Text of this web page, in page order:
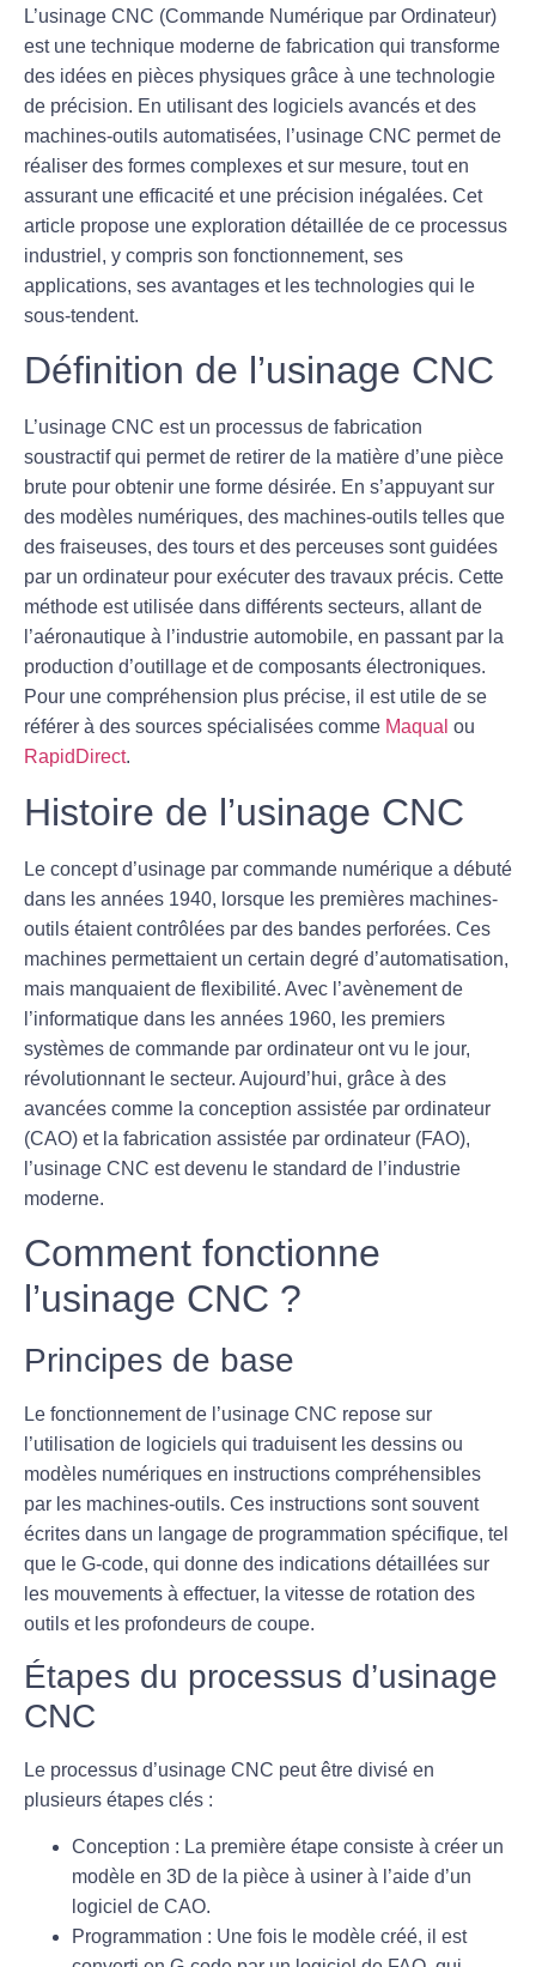
L’usinage CNC (Commande Numérique par Ordinateur)
est une technique moderne de fabrication qui transforme
des idées en pièces physiques grâce à une technologie
de précision. En utilisant des logiciels avancés et des
machines-outils automatisées, l’usinage CNC permet de
réaliser des formes complexes et sur mesure, tout en
assurant une efficacité et une précision inégalées. Cet
article propose une exploration détaillée de ce processus
industriel, y compris son fonctionnement, ses
applications, ses avantages et les technologies qui le
sous-tendent.
Définition de l’usinage CNC
L’usinage CNC est un processus de fabrication
soustractifqui permet de retirer de la matière d’une pièce
brute pour obtenir une forme désirée. En s’appuyant sur
des modèles numériques, des machines-outils telles que
des fraiseuses, des tours et des perceuses sont guidées
par un ordinateur pour exécuter des travaux précis. Cette
méthode est utilisée dans différents secteurs, allant de
l’aéronautique à l’industrie automobile, en passant par la
production d’outillage et de composants électroniques.
Pour une compréhension plus précise, il est utile de se
référer à des sources spécialisées comme Maqual ou
RapidDirect.
Histoire de l’usinage CNC
Le concept d’usinage par commande numérique a débuté
dans les années 1940, lorsque les premières machines-
outils étaient contrôlées par des bandes perforées. Ces
machines permettaient un certain degré d’automatisation,
mais manquaient de flexibilité. Avec l’avènement de
l’informatique dans les années 1960, les premiers
systèmes de commande par ordinateur ont vu le jour,
révolutionnant le secteur. Aujourd’hui, grâce à des
avancées comme la conception assistée par ordinateur
(CAO) et la fabrication assistée par ordinateur (FAO),
l’usinage CNC est devenu le standard de l’industrie
moderne.
Comment fonctionne
l’usinage CNC ?
Principes de base
Le fonctionnement de l’usinage CNC repose sur
l’utilisation de logiciels qui traduisent les dessins ou
modèles numériques en instructions compréhensibles
par les machines-outils. Ces instructions sont souvent
écrites dans un langage de programmation spécifique, tel
que le G-code, qui donne des indications détaillées sur
les mouvements à effectuer, la vitesse de rotation des
outils et les profondeurs de coupe.
Étapes du processus d’usinage
CNC
Le processus d’usinage CNC peut être divisé en
plusieurs étapes clés :
Conception : La première étape consiste à créer un
modèle en 3D de la pièce à usiner à l’aide d’un
logiciel de CAO.
Programmation : Une fois le modèle créé, il est